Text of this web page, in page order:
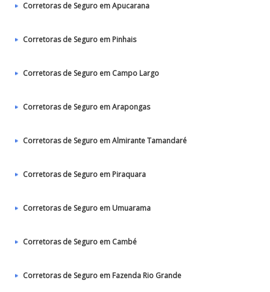
Corretoras de Seguro em Apucarana
Corretoras de Seguro em Pinhais
Corretoras de Seguro em Campo Largo
Corretoras de Seguro em Arapongas
Corretoras de Seguro em Almirante Tamandaré
Corretoras de Seguro em Piraquara
Corretoras de Seguro em Umuarama
Corretoras de Seguro em Cambé
Corretoras de Seguro em Fazenda Rio Grande